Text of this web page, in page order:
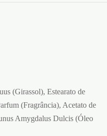
(Girassol), Estearato de
(Fragrância), Acetato de
Amygdalus Dulcis (Óleo